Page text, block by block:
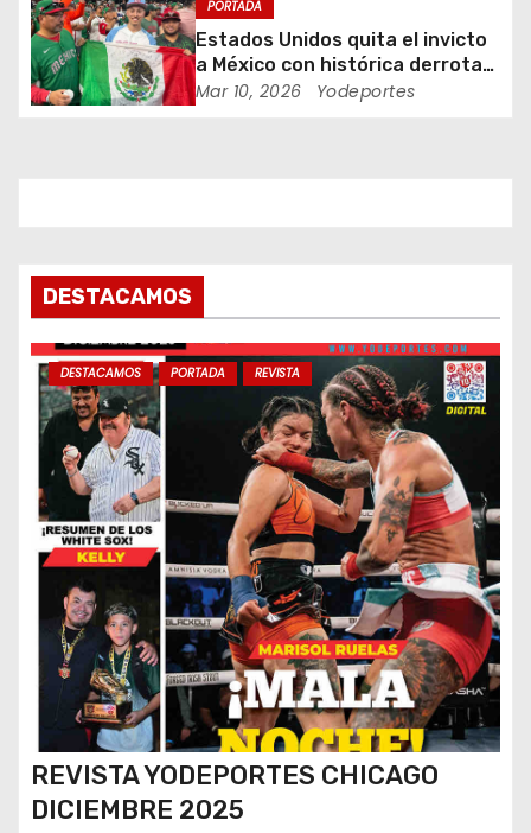
t
r
s
PORTADA
Estados Unidos quita el invicto
a México con histórica derrota
en Clásico Mundial de Béisbol
Mar 10, 2026 Yodeportes
DESTACAMOS
DESTACAMOS PORTADA REVISTA
REVISTA YODEPORTES CHICAGO
DICIEMBRE 2025